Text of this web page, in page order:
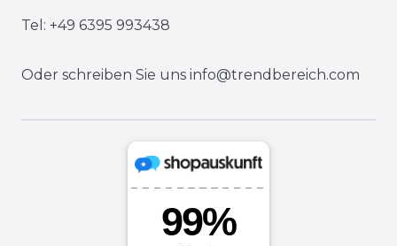
Tel: +49 6395 993438
Oder schreiben Sie uns info@trendbereich.com